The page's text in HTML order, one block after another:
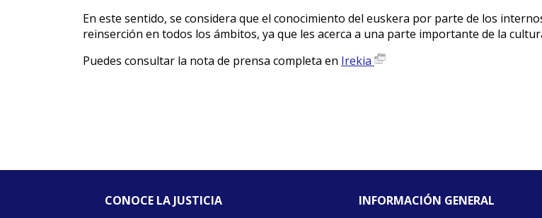
En este sentido, se considera que el conocimiento del euskera por parte de los
reinserción en todos los ámbitos, ya que les acerca a una parte importante de la
Puedes consultar la nota de prensa completa en Irekia
CONOCE LA JUSTICIA
INFORMACIÓN GENERAL